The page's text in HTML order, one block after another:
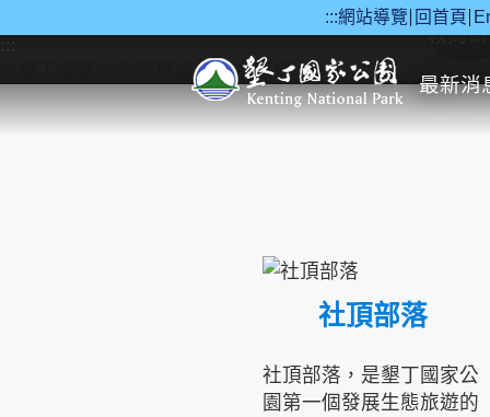
:::網站導覽 回首頁
最新消
::: 教育
社頂部落
社頂部落，是墾丁國家公
園第一個發展生態旅遊的